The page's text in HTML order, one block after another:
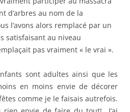
d’arbres au nom de la
l’avons alors remplacé par un
satisfaisant au niveau
pas vraiment « le vrai ».
sont adultes ainsi que les
en moins envie de décorer
comme je le faisais autrefois.